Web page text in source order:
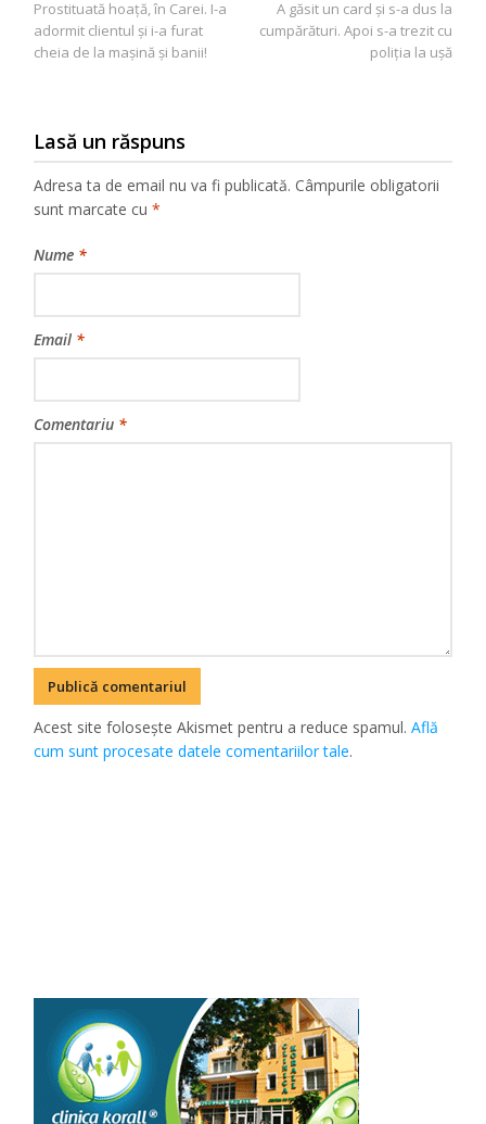
în
articole
A găsit un card şi s-a dus la
cumpărături. Apoi s-a trezit cu
poliţia la uşă
Prostituată hoaţă, în Carei. I-a
adormit clientul şi i-a furat
cheia de la maşină şi banii!
Lasă un răspuns
Adresa ta de email nu va fi publicată. Câmpurile obligatorii
sunt marcate cu*
Nume *
Email *
Comentariu *
Acest site folosește Akismet pentru a reduce spamul.Află
cum sunt procesate datele comentariilor tale.